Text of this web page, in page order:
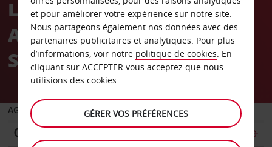
AvisLocation de voiture
Aéroport international de
Spokane
AGENCE DE DÉPART
et pour améliorer votre expérience sur notre site.
Nous partageons également nos données avec des
partenaires publicitaires et analytiques. Pour plus
d’informations, voir notre politique de cookies. En
cliquant sur ACCEPTER vous acceptez que nous
utilisions des cookies.
GÉRER VOS PRÉFÉRENCES